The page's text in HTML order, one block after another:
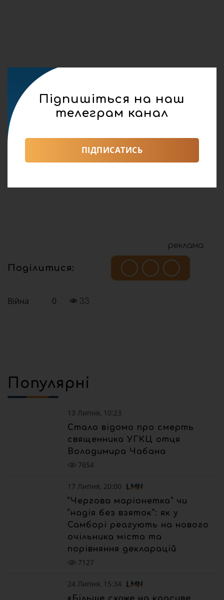
реклама
Поділитися:
Війна 0 33
Популярні
13 Липня, 10:23
Стало відомо про смерть
священника УГКЦ отця
Володимира Чабана
7654
17 Липня, 20:00
“Чергова маріонетка” чи
“надія без взяток”: як у
Самборі реагують на нового
очільника міста та
порівняння декларацій
7127
24 Липня, 15:34
Підпишіться на наш
телеграм канал
ПІДПИСАТИСЬ